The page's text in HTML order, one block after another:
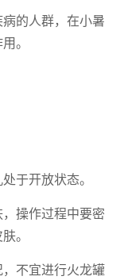
的人群，在小暑
。
于开放状态。
操作过程中要密
。
不宜进行火龙罐